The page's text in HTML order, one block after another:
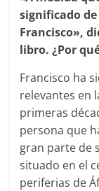
significado
Francisco»,
libro. ¿Por
Francisco ha
relevantes en
primeras
persona que
gran parte de
situado en el
periferias de